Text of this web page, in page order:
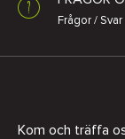
Frågor / Svar
Kom och träffa